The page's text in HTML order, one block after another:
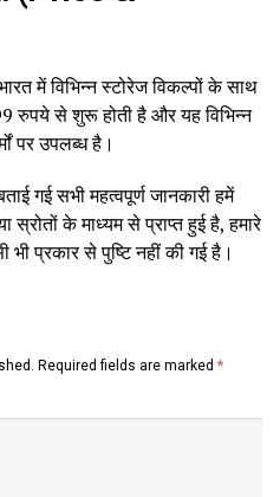
में विभिन्न स्टोरेज विकल्पों के साथ
से शुरू होती है और यह विभिन्न
पर उपलब्ध है।
गई सभी महत्वपूर्ण जानकारी हमें
स्रोतों के माध्यम से प्राप्त हुई है, हमारे
प्रकार से पुष्टि नहीं की गई है।
Required fields are marked *